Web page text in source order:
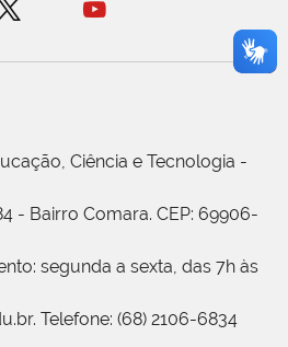
Ciência e Tecnologia -
- Bairro Comara. CEP: 69906-
segunda a sexta, das 7h às
Telefone: (68) 2106-6834